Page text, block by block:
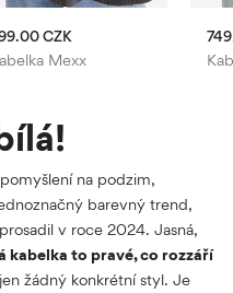
Mexx
CZK
na podzim,
barevný trend,
v roce 2024. Jasná,
kabelka to pravé, co rozzáří
žádný konkrétní styl. Je